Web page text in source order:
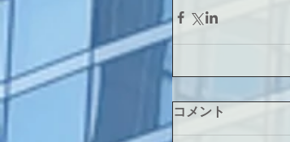
コメント